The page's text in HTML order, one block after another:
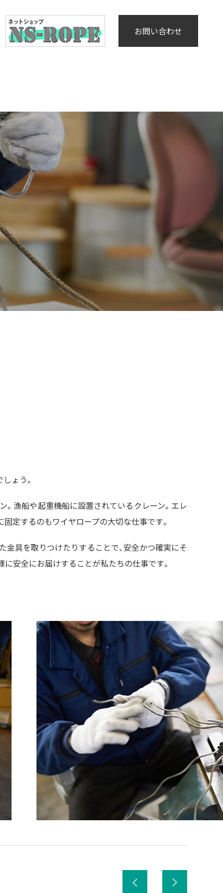
お問い合わせ
ょう。
。漁船や起重機船に設置されているクレーン。エレ
定するのもワイヤロープの大切な仕事です。
具を取りつけたりすることで、安全かつ確実にそ
安全にお届けすることが私たちの仕事です。